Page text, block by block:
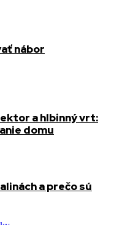
nábor
a hlbinný vrt:
domu
a prečo sú